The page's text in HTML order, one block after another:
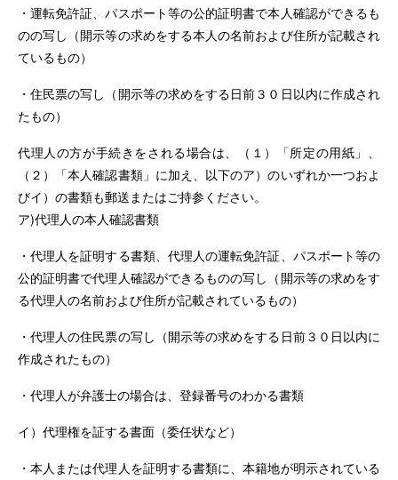
・運転免許証、パスポート等の公的証明書で本人確認ができるも
のの写し（開示等の求めをする本人の名前および住所が記載され
ているもの）
・住民票の写し（開示等の求めをする日前３０日以内に作成され
たもの）
代理人の方が手続きをされる場合は、（１）「所定の用紙」、
（２）「本人確認書類」に加え、以下のア）のいずれか一つおよ
びイ）の書類も郵送またはご持参ください。
ア)代理人の本人確認書類
・代理人を証明する書類、代理人の運転免許証、パスポート等の
公的証明書で代理人確認ができるものの写し（開示等の求めをす
る代理人の名前および住所が記載されているもの）
・代理人の住民票の写し（開示等の求めをする日前３０日以内に
作成されたもの）
・代理人が弁護士の場合は、登録番号のわかる書類
イ）代理権を証する書面（委任状など）
・本人または代理人を証明する書類に、本籍地が明示されている